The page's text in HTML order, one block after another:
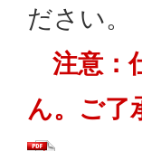
ださい。
注意：
ん。ご了